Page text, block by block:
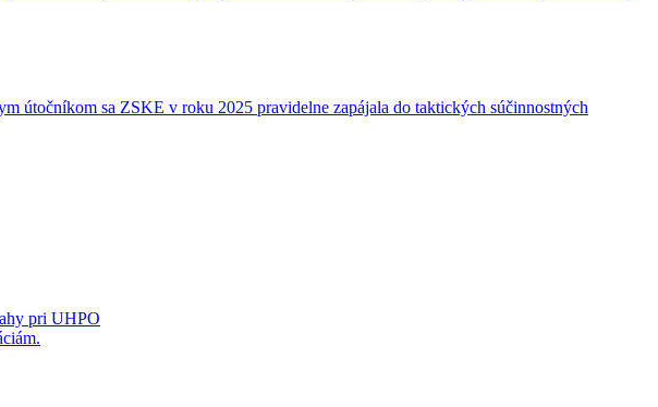
útočníkom sa ZSKE v roku 2025 pravidelne zapájala do taktických súčinnostných
pri UHPO